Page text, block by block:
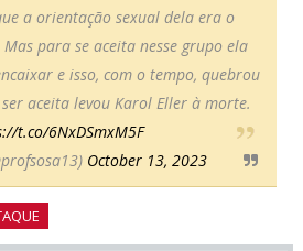
a orientação sexual dela era o
para se aceita nesse grupo ela
e isso, com o tempo, quebrou
aceita levou Karol Eller à morte.
t.co/6NxDSmxM5F
October 13, 2023